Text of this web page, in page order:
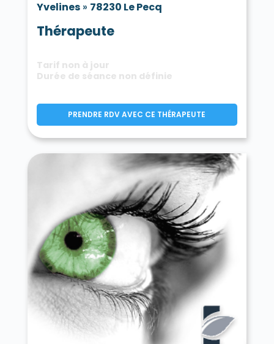
Yvelines» 78230 Le Pecq
Thérapeute
Tarif non à jour
Durée de séance non définie
PRENDRE RDV AVEC CE THÉRAPEUTE